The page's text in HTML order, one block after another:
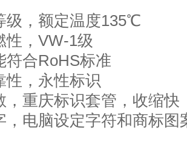
级，额定温度135℃
性，VW-1级
符合RoHS标准
性，永性标识
，重庆标识套管，收缩快
，电脑设定字符和商标图